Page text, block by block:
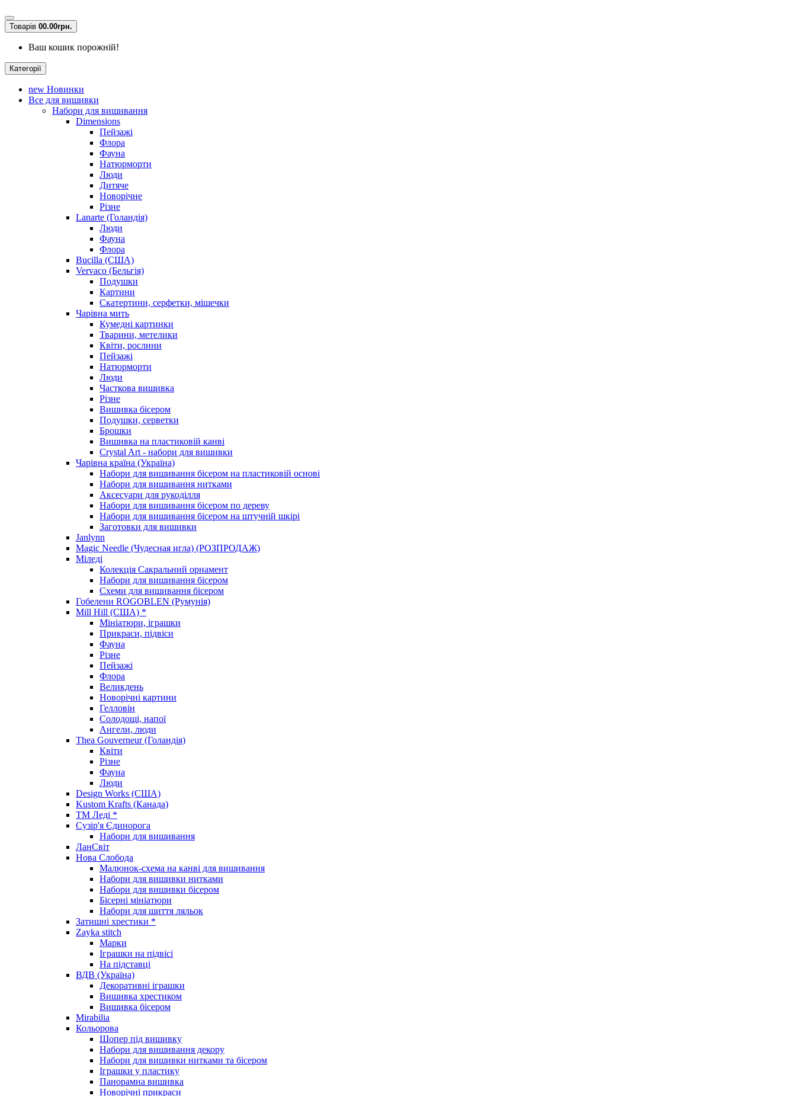
Товарів 00.00грн.
Ваш кошик порожній!
Категорії
new Новинки
Все для вишивки
Набори для вишивання
Dimensions
Пейзажі
Флора
Фауна
Натюрморти
Люди
Дитяче
Новорічне
Різне
Lanarte (Голандія)
Люди
Фауна
Флора
Bucilla (США)
Vervaco (Бельгія)
Подушки
Картини
Скатертини, серфетки, мішечки
Чарiвна мить
Кумедні картинки
Тварини, метелики
Квіти, рослини
Пейзажі
Натюрморти
Люди
Часткова вишивка
Різне
Вишивка бісером
Подушки, серветки
Брошки
Вишивка на пластиковій канві
Crystal Art - набори для вишивки
Чарівна країна (Україна)
Набори для вишивання бісером на пластиковій основі
Набори для вишивання нитками
Аксесуари для рукоділля
Набори для вишивання бісером по дереву
Набори для вишивання бісером на штучній шкірі
Заготовки для вишивки
Janlynn
Magic Needle (Чудесная игла) (РОЗПРОДАЖ)
Міледі
Колекція Сакральний орнамент
Набори для вишивання бісером
Схеми для вишивання бісером
Гобелени ROGOBLEN (Румунія)
Mill Hill (США) *
Мініатюри, іграшки
Прикраси, підвіси
Фауна
Різне
Пейзажі
Флора
Великдень
Новорічні картини
Гелловін
Солодощі, напої
Ангели, люди
Thea Gouverneur (Голандія)
Квіти
Різне
Фауна
Люди
Design Works (США)
Kustom Krafts (Канада)
ТМ Леді *
Сузір'я Єдинорога
Набори для вишивання
ЛанСвіт
Нова Слобода
Малюнок-схема на канві для вишивання
Набори для вишивки нитками
Набори для вишивки бісером
Бісерні мініатюри
Набори для шиття ляльок
Затишні хрестики *
Zayka stitch
Марки
Іграшки на підвісі
На підставці
ВДВ (Україна)
Декоративні іграшки
Вишивка хрестиком
Вишивка бісером
Mirabilia
Кольорова
Шопер під вишивку
Набори для вишивання декору
Набори для вишивки нитками та бісером
Іграшки у пластику
Панорамна вишивка
Новорічні прикраси